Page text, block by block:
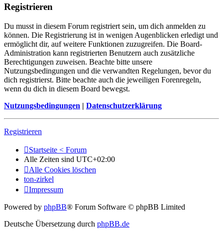
Registrieren
Du musst in diesem Forum registriert sein, um dich anmelden zu
können. Die Registrierung ist in wenigen Augenblicken erledigt und
ermöglicht dir, auf weitere Funktionen zuzugreifen. Die Board-
Administration kann registrierten Benutzern auch zusätzliche
Berechtigungen zuweisen. Beachte bitte unsere
Nutzungsbedingungen und die verwandten Regelungen, bevor du
dich registrierst. Bitte beachte auch die jeweiligen Forenregeln,
wenn du dich in diesem Board bewegst.
Nutzungsbedingungen | Datenschutzerklärung
Registrieren
Startseite < Forum
Alle Zeiten sind UTC+02:00
Alle Cookies löschen
ton-zirkel
Impressum
Powered by phpBB® Forum Software © phpBB Limited
Deutsche Übersetzung durch phpBB.de